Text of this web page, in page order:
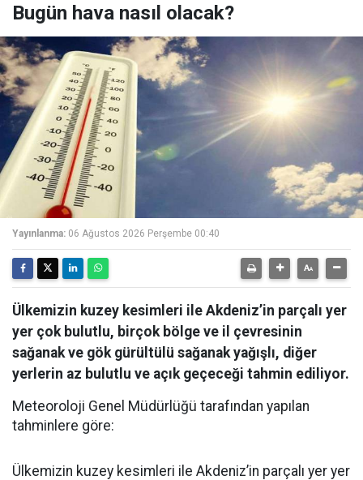
Bugün hava nasıl olacak?
Yayınlanma: 06 Ağustos 2026 Perşembe 00:40
Ülkemizin kuzey kesimleri ile Akdeniz’in parçalı yer
yer çok bulutlu, birçok bölge ve il çevresinin
sağanak ve gök gürültülü sağanak yağışlı, diğer
yerlerin az bulutlu ve açık geçeceği tahmin ediliyor.
Meteoroloji Genel Müdürlüğü tarafından yapılan
tahminlere göre:
Ülkemizin kuzey kesimleri ile Akdeniz’in parçalı yer yer